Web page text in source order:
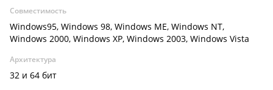
Совместимость
Windows95, Windows 98, Windows ME, Windows NT,
Windows 2000, Windows XP, Windows 2003, Windows Vista
Архитектура
32 и 64 бит